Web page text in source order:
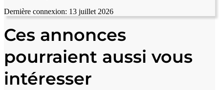
Dernière connexion: 13 juillet 2026
Ces annonces
pourraient aussi vous
intéresser